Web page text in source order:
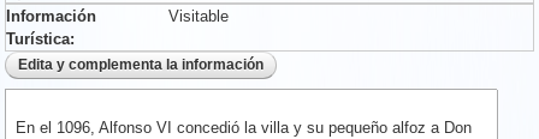
Información
Turística:
Visitable
En el 1096, Alfonso VI concedió la villa y su pequeño alfoz a Don